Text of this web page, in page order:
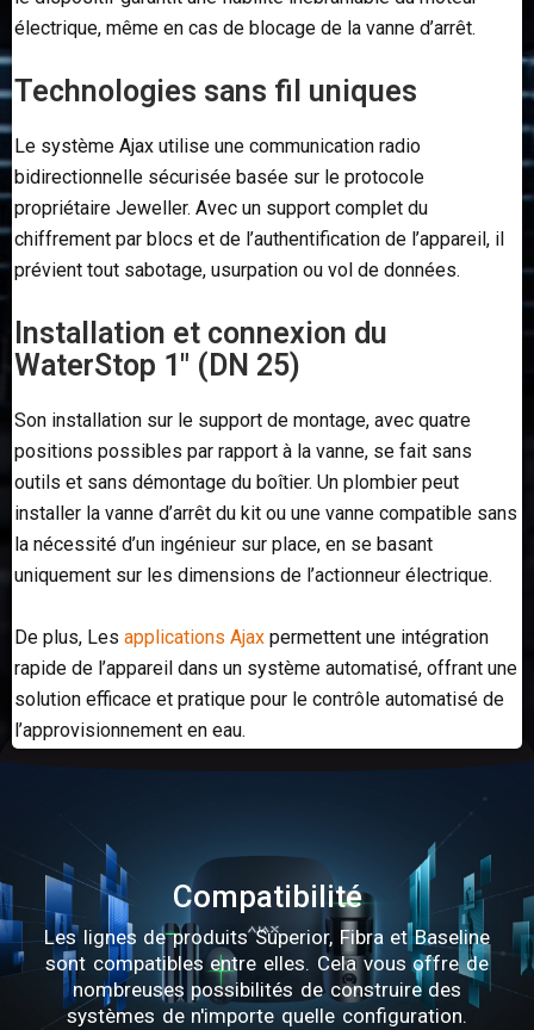
électrique, même en cas de blocage de la vanne d’arrêt.
Technologies sans fil uniques
Le système Ajax utilise une communication radio
bidirectionnelle sécurisée basée sur le protocole
propriétaire Jeweller. Avec un support complet du
chiffrement par blocs et de l’authentification de l’appareil, il
prévient tout sabotage, usurpation ou vol de données.
Installation et connexion du
WaterStop 1″ (DN 25)
Son installation sur le support de montage, avec quatre
positions possibles par rapport à la vanne, se fait sans
outils et sans démontage du boîtier. Un plombier peut
installer la vanne d’arrêt du kit ou une vanne compatible sans
la nécessité d’un ingénieur sur place, en se basant
uniquement sur les dimensions de l’actionneur électrique.
De plus, Les applications Ajax permettent une intégration
rapide de l’appareil dans un système automatisé, offrant une
solution efficace et pratique pour le contrôle automatisé de
l’approvisionnement en eau.
Compatibilité
Les lignes de produits Superior, Fibra et Baseline
sont compatibles entre elles. Cela vous offre de
nombreuses possibilités de construire des
systèmes de n'importe quelle configuration.